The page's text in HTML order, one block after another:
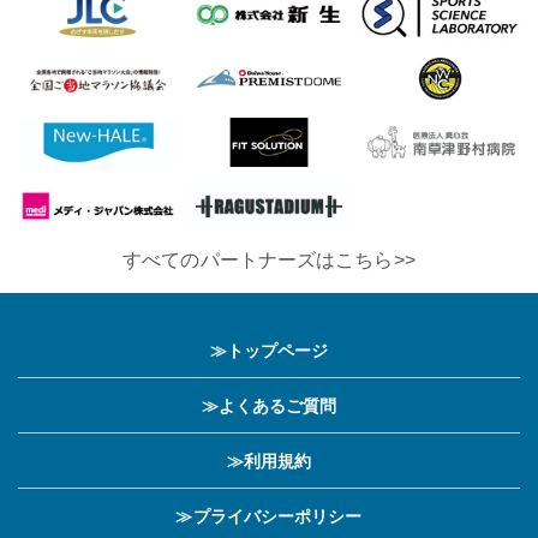
すべてのパートナーズはこちら>>
≫トップページ
≫よくあるご質問
≫利用規約
≫プライバシーポリシー